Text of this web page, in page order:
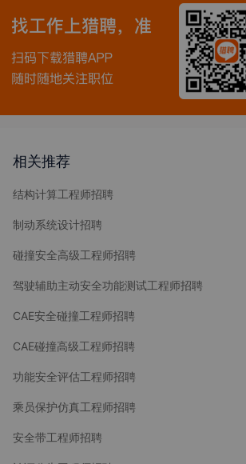
相关推荐
结构计算工程师招聘
制动系统设计招聘
碰撞安全高级工程师招聘
驾驶辅助主动安全功能测试工程师招聘
CAE安全碰撞工程师招聘
CAE碰撞高级工程师招聘
功能安全评估工程师招聘
乘员保护仿真工程师招聘
安全带工程师招聘